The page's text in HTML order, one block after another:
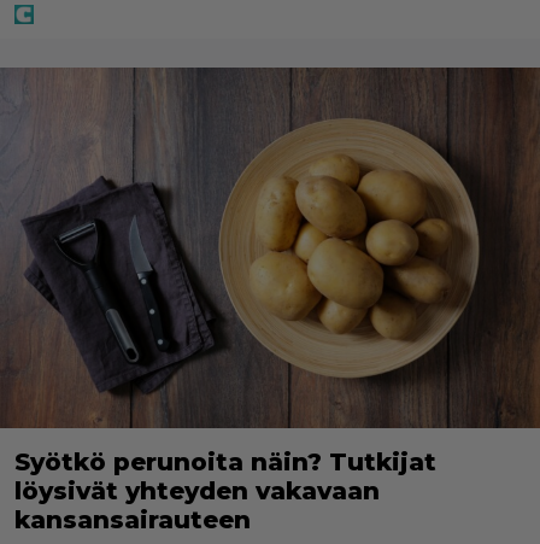
Syötkö perunoita näin? Tutkijat
löysivät yhteyden vakavaan
kansansairauteen